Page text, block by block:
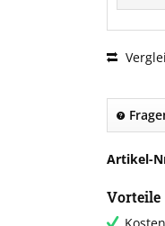
Artikel-
Vorteile